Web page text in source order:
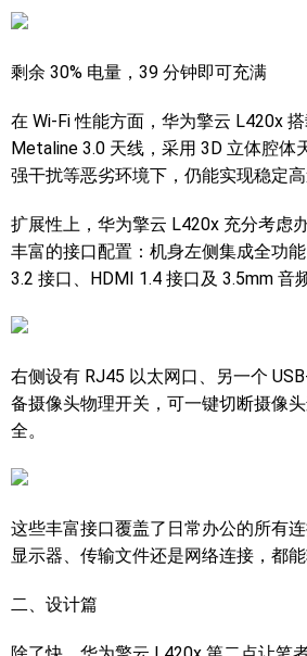
剩余 30% 电量，39 分钟即可充满
在 Wi-Fi 性能方面，华为擎云 L420x
Metaline 3.0 天线，采用 3D 立体腔体天线设计
强干扰等恶劣环境下，仍能实现稳定高
扩展性上，华为擎云 L420x 充分考虑
丰富的接口配置：机身左侧集成全功
3.2 接口、HDMI 1.4 接口及 3.5mm 音
右侧设有 RJ45 以太网口、另一个
备摄像头物理开关，可一键切断摄像
全。
这些丰富接口覆盖了日常办公的所有
显示器、传输文件还是网络连接，都能
二、设计篇